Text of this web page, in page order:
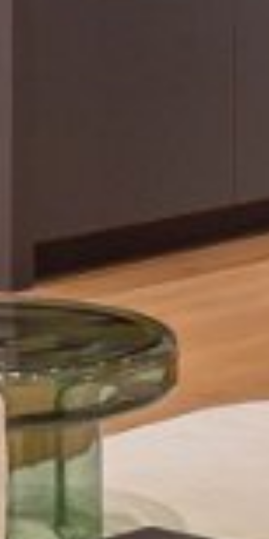








































